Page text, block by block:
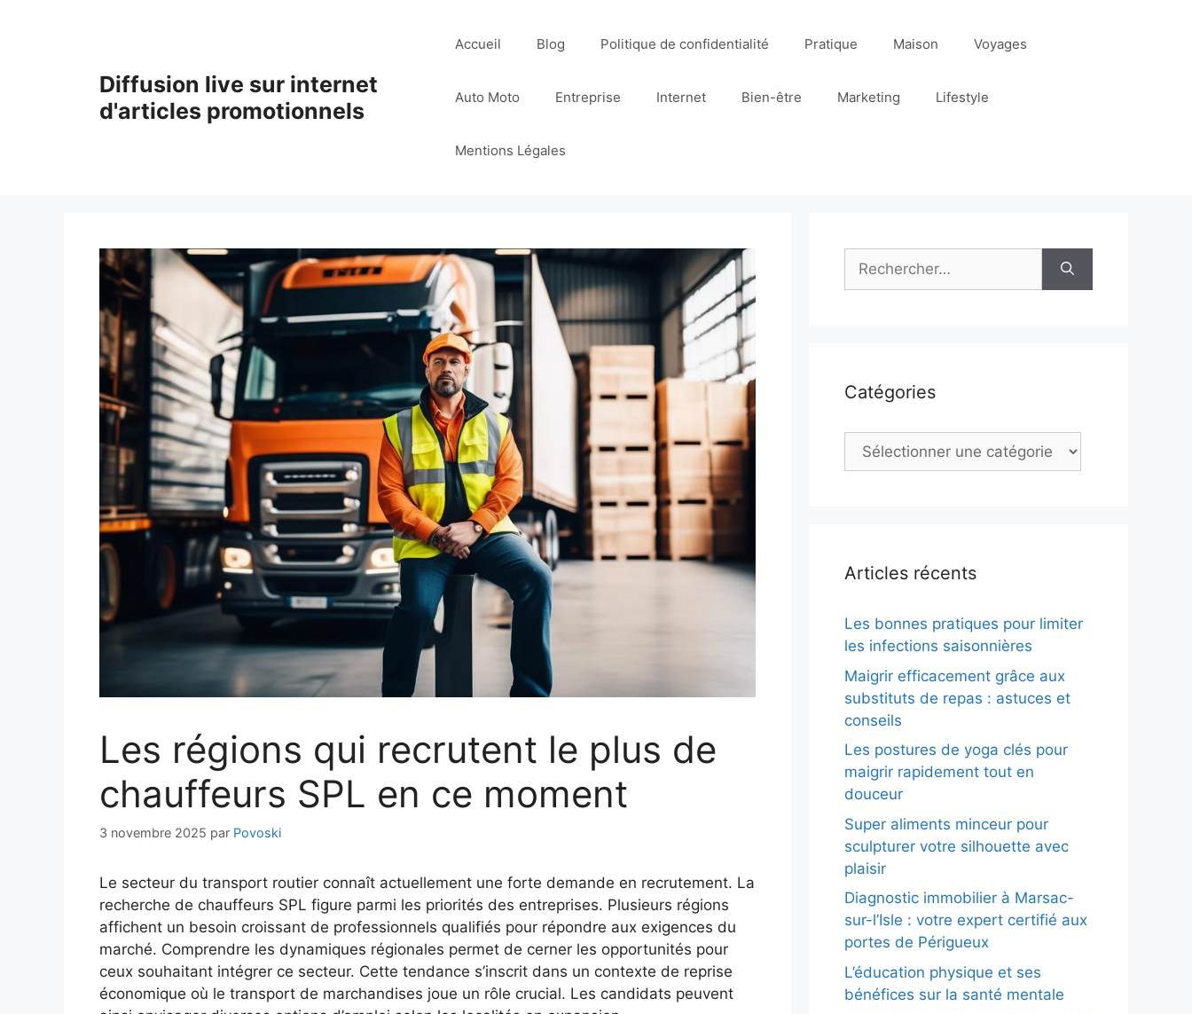
Diffusion live sur internet
d'articles promotionnels
Accueil Blog Politique de confidentialité Pratique Maison Voyages
Auto Moto Entreprise Internet Bien-être Marketing Lifestyle
Mentions Légales
Les régions qui recrutent le plus de
chauffeurs SPL en ce moment
3 novembre 2025 par Povoski
Le secteur du transport routier connaît actuellement une forte demande en recrutement. La
recherche de chauffeurs SPL figure parmi les priorités des entreprises. Plusieurs régions
affichent un besoin croissant de professionnels qualifiés pour répondre aux exigences du
marché. Comprendre les dynamiques régionales permet de cerner les opportunités pour
ceux souhaitant intégrer ce secteur. Cette tendance s’inscrit dans un contexte de reprise
économique où le transport de marchandises joue un rôle crucial. Les candidats peuvent
Rechercher :
Catégories
Catégories
Articles récents
Les bonnes pratiques pour limiter
les infections saisonnières
Maigrir efficacement grâce aux
substituts de repas : astuces et
conseils
Les postures de yoga clés pour
maigrir rapidement tout en
douceur
Super aliments minceur pour
sculpturer votre silhouette avec
plaisir
Diagnostic immobilier à Marsac-
sur-l’Isle : votre expert certifié aux
portes de Périgueux
L’éducation physique et ses
bénéfices sur la santé mentale